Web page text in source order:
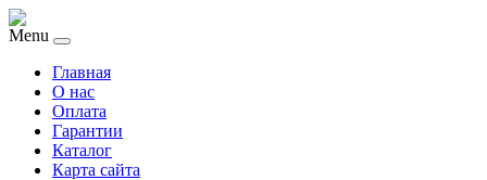
Menu
Главная
O нас
Оплата
Гарантии
Каталог
Карта сайта